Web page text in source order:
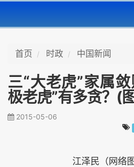
首页 时政 中国新闻
三“大老虎”家属
极老虎”有多贪？(
2015-05-06
江泽民（网络